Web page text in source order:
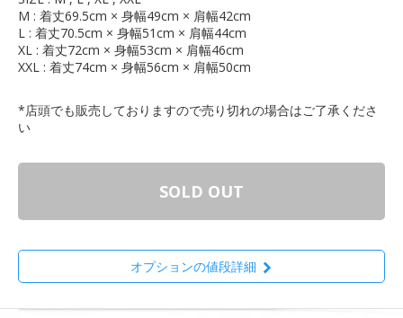
M : 着丈69.5cm × 身幅49cm × 肩幅42cm
L : 着丈70.5cm × 身幅51cm × 肩幅44cm
XL : 着丈72cm × 身幅53cm × 肩幅46cm
XXL : 着丈74cm × 身幅56cm × 肩幅50cm
*店頭でも販売しておりますので売り切れの場合はご了承くださ
い
SOLD OUT
オプションの値段詳細